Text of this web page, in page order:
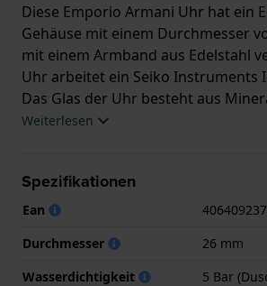
Diese Emporio Armani Uhr hat ein
Gehäuse mit einem Durchmesser
mit einem Armband aus Edelstahl
Uhr arbeitet ein Seiko Instruments
Das Glas der Uhr besteht aus
mit 2 Jahre Garantie geliefert.
Weiterlesen
Spezifikationen
Ean
Durchmesser
26 mm
Wasserdichtigkeit
5 Bar